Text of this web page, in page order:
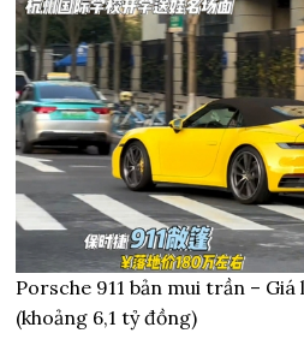
Porsche 911 bản mui trần –
(khoảng 6,1 tỷ đồng)